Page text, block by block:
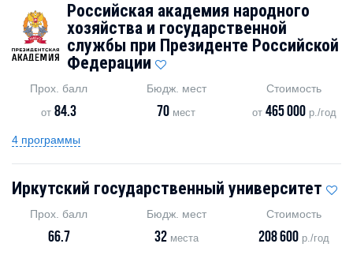
Российская академия народного
хозяйства и государственной
службы при Президенте Российской
Федерации
Прох. балл
от84.3
Бюдж. мест
70 мест
Стоимость
от 465 000р./год
4 программы
Иркутский государственный университет
Прох. балл
66.7
Бюдж. мест
32места
Стоимость
208 600 р./год